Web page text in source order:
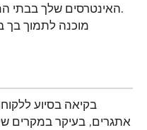
האינטרסים שלך בבתי המשפט התאילנדים במידת הצורך.
אתגרים, בעיקר במקרים